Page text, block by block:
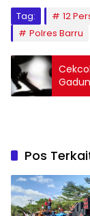
Tag: 12
Polres Barru
Pos